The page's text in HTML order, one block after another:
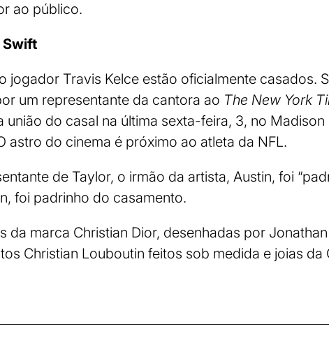
ao público.
Swift
jogador Travis Kelce estão oficialmente casados.
um representante da cantora ao The New York
união do casal na última sexta-feira, 3, no Madison
astro do cinema é próximo ao atleta da NFL.
de Taylor, o irmão da artista, Austin, foi
foi padrinho do casamento.
da marca Christian Dior, desenhadas por
Christian Louboutin feitos sob medida e joias da